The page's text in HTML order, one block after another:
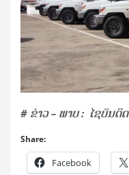
# ຂ່າວ – ພາບ : ໄຊບັນດິດ
Share:
Facebook